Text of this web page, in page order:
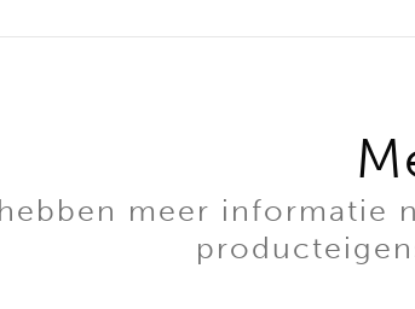
meer informatie